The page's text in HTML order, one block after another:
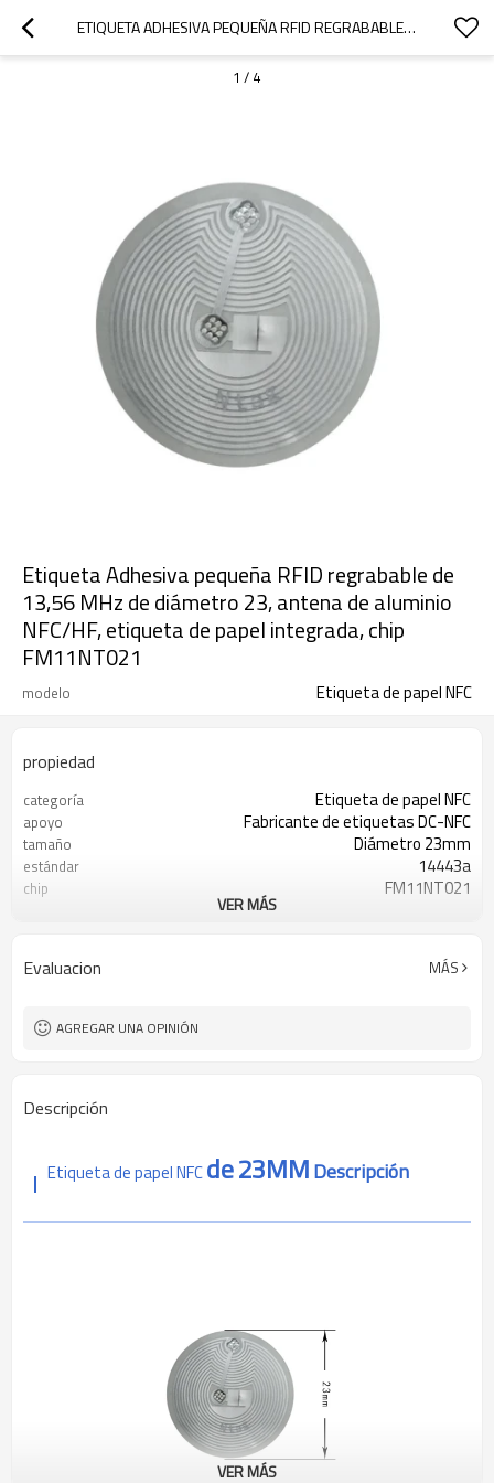
ETIQUETA ADHESIVA PEQUEÑA RFID REGRABABLE DE 13,56 MHZ DE DIÁMETRO 23, ANTENA DE ALUMINIO NFC/HF, ETIQUETA DE PAPEL INTEGRADA, CHIP FM11NT021
1 / 4
Etiqueta Adhesiva pequeña RFID regrabable de
13,56 MHz de diámetro 23, antena de aluminio
NFC/HF, etiqueta de papel integrada, chip
FM11NT021
modelo Etiqueta de papel NFC
propiedad
categoría Etiqueta de papel NFC
apoyo Fabricante de etiquetas DC-NFC
tamaño Diámetro 23mm
estándar 14443a
chip FM11NT021
distancia de lectura Alrededor de 10-30mm
VER MÁS
Evaluacion MÁS
AGREGAR UNA OPINIÓN
Descripción
Etiqueta de papel NFCde23MMDescripción
VER MÁS